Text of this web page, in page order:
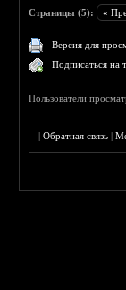
Страницы (5): «
Версия для
Подписаться на
Пользователи
|Обратная связь |